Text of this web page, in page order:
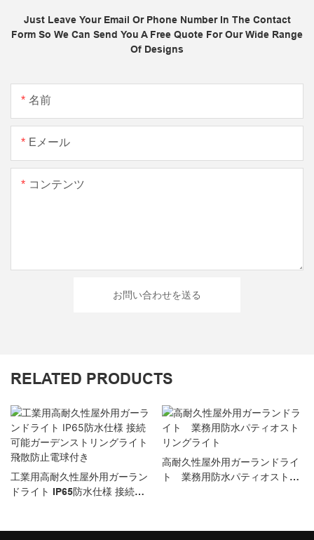
Just Leave Your Email Or Phone Number In The Contact
Form So We Can Send You A Free Quote For Our Wide Range
Of Designs
名前
Eメール
コンテンツ
お問い合わせを送る
RELATED PRODUCTS
工業用高耐久性屋外用ガーラン
ドライト IP65防水仕様 接続可
高耐久性屋外用ガーランドライ
ト 業務用防水パティオストリ